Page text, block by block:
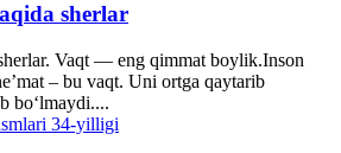
sherlar
Vaqt — eng qimmat boylik.Inson
– bu vaqt. Uni ortga qaytarib
bo‘lmaydi....